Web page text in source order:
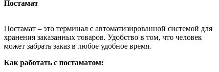
Постамат
Постамат – это терминал с автоматизированной системой для
хранения заказанных товаров. Удобство в том, что человек
может забрать заказ в любое удобное время.
Как работать с постаматом: